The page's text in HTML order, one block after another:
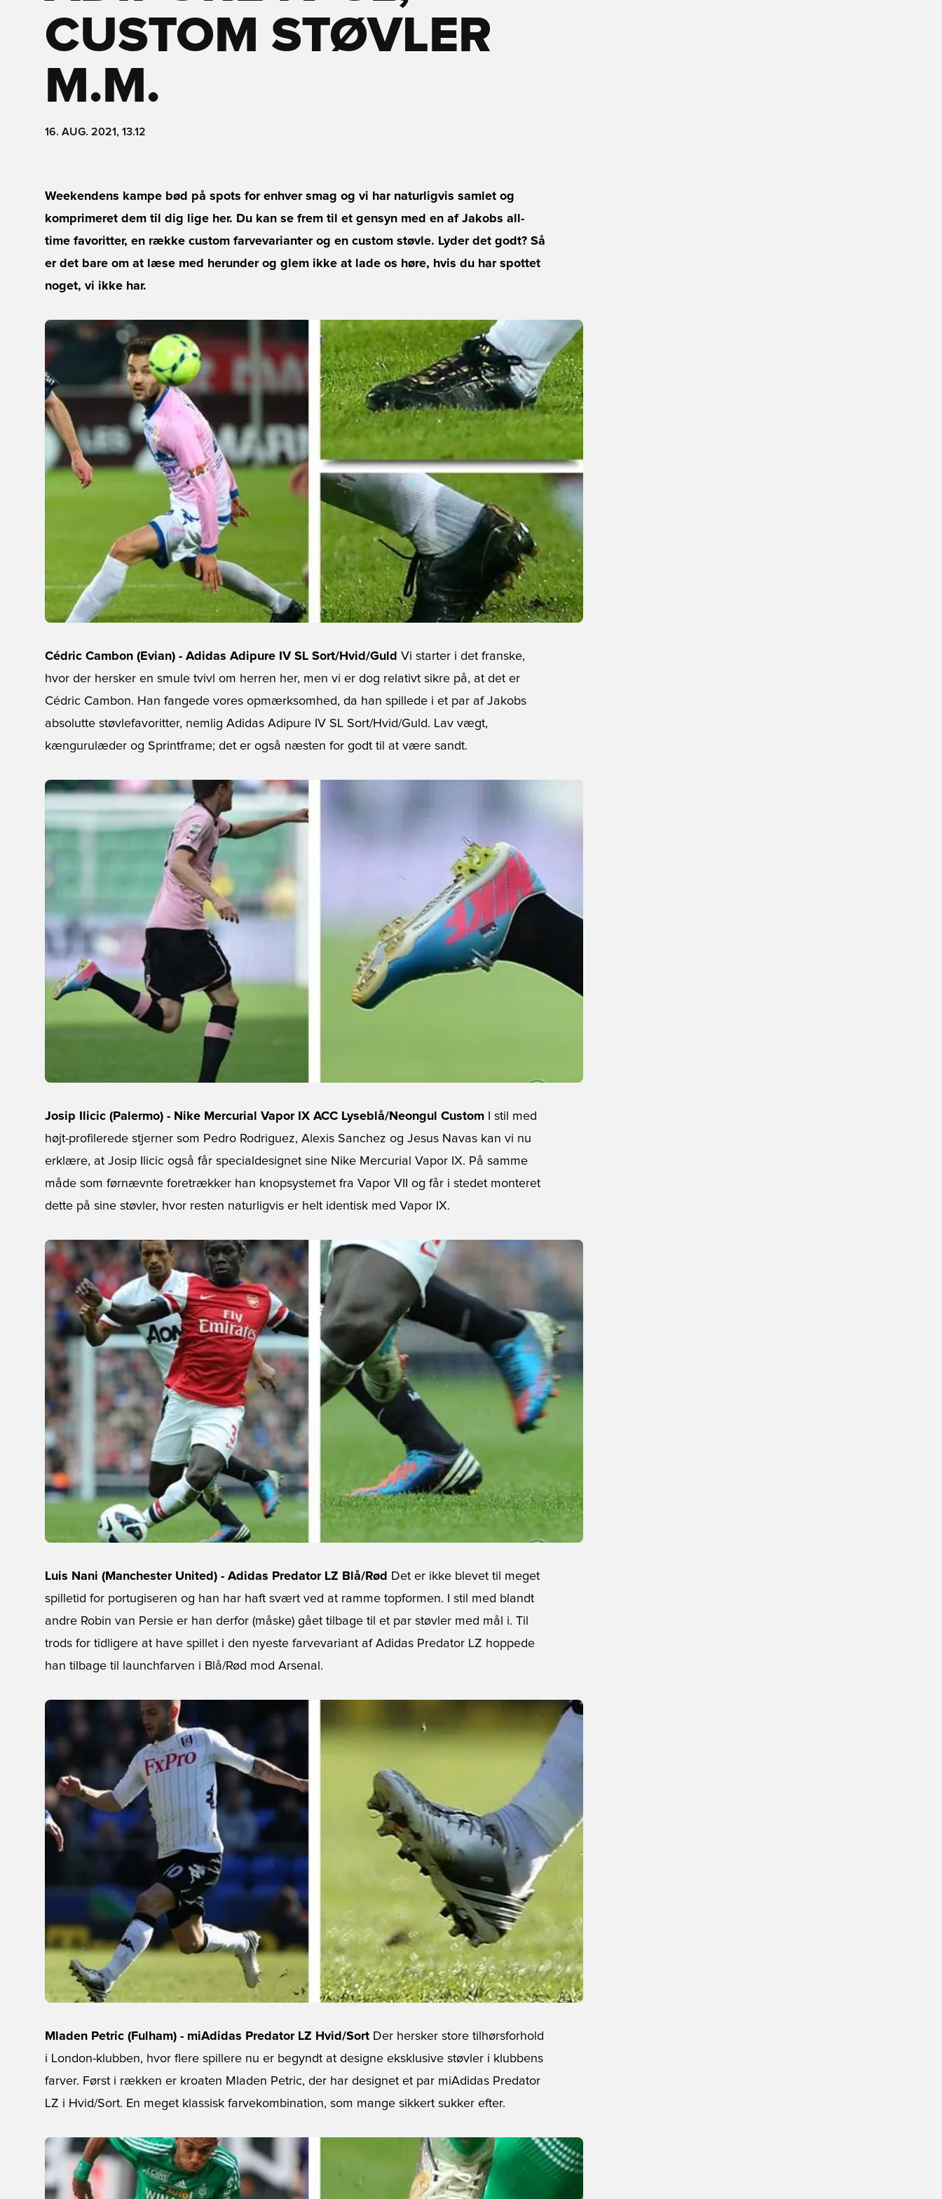
CUSTOM STØVLER
M.M.
16. AUG. 2021, 13.12
Weekendens kampe bød på spots for enhver smag og vi har naturligvis samlet og
komprimeret dem til dig lige her. Du kan se frem til et gensyn med en af Jakobs all-
time favoritter, en række custom farvevarianter og en custom støvle. Lyder det godt? Så
er det bare om at læse med herunder og glem ikke at lade os høre, hvis du har spottet
noget, vi ikke har.
Cédric Cambon (Evian) - Adidas Adipure IV SL Sort/Hvid/Guld Vi starter i det franske,
hvor der hersker en smule tvivl om herren her, men vi er dog relativt sikre på, at det er
Cédric Cambon. Han fangede vores opmærksomhed, da han spillede i et par af Jakobs
absolutte støvlefavoritter, nemlig Adidas Adipure IV SL Sort/Hvid/Guld. Lav vægt,
kængurulæder og Sprintframe; det er også næsten for godt til at være sandt.
Josip Ilicic (Palermo) - Nike Mercurial Vapor IX ACC Lyseblå/Neongul Custom I stil med
højt-profilerede stjerner som Pedro Rodriguez, Alexis Sanchez og Jesus Navas kan vi nu
erklære, at Josip Ilicic også får specialdesignet sine Nike Mercurial Vapor IX. På samme
måde som førnævnte foretrækker han knopsystemet fra Vapor VII og får i stedet monteret
dette på sine støvler, hvor resten naturligvis er helt identisk med Vapor IX.
Luis Nani (Manchester United) - Adidas Predator LZ Blå/Rød Det er ikke blevet til meget
spilletid for portugiseren og han har haft svært ved at ramme topformen. I stil med blandt
andre Robin van Persie er han derfor (måske) gået tilbage til et par støvler med mål i. Til
trods for tidligere at have spillet i den nyeste farvevariant af Adidas Predator LZ hoppede
han tilbage til launchfarven i Blå/Rød mod Arsenal.
Mladen Petric (Fulham) - miAdidas Predator LZ Hvid/Sort Der hersker store tilhørsforhold
i London-klubben, hvor flere spillere nu er begyndt at designe eksklusive støvler i klubbens
farver. Først i rækken er kroaten Mladen Petric, der har designet et par miAdidas Predator
LZ i Hvid/Sort. En meget klassisk farvekombination, som mange sikkert sukker efter.